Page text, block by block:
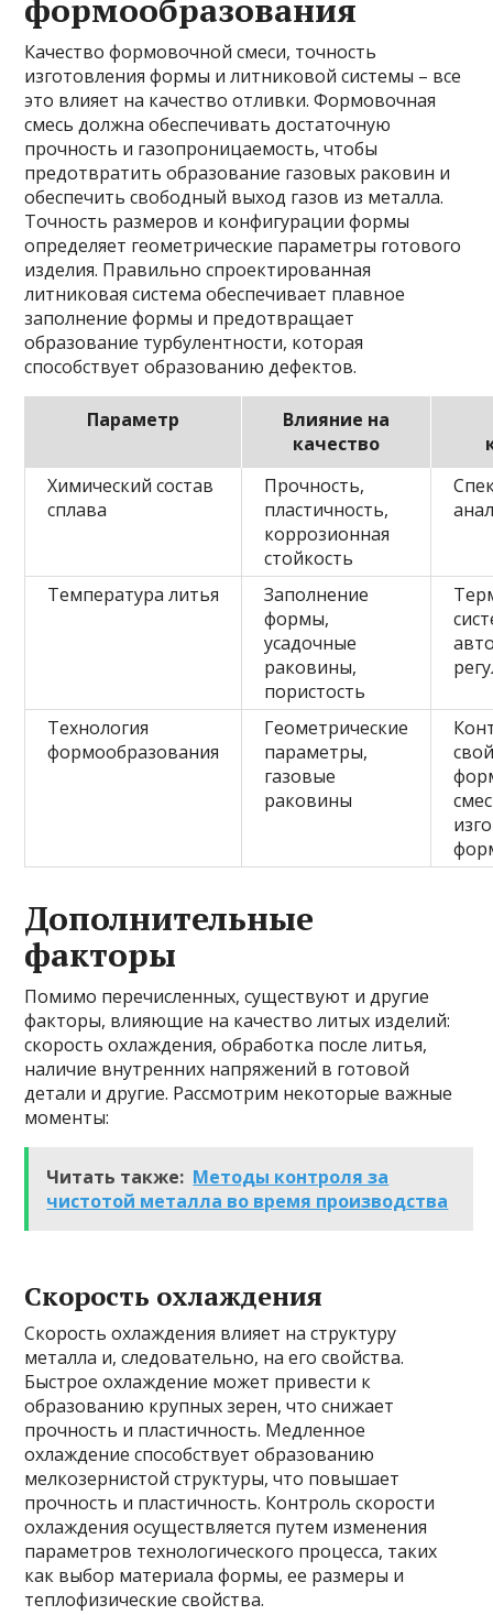
формообразования
Качество формовочной смеси, точность
изготовления формы и литниковой системы – все
это влияет на качество отливки. Формовочная
смесь должна обеспечивать достаточную
прочность и газопроницаемость, чтобы
предотвратить образование газовых раковин и
обеспечить свободный выход газов из металла.
Точность размеров и конфигурации формы
определяет геометрические параметры готового
изделия. Правильно спроектированная
литниковая система обеспечивает плавное
заполнение формы и предотвращает
образование турбулентности, которая
способствует образованию дефектов.
Параметр
Влияние на
качество
Химический состав
сплава
Прочность,
пластичность,
коррозионная
стойкость
Температура литья
Заполнение
формы,
усадочные
раковины,
пористость
Технология
формообразования
Геометрические
параметры,
газовые
раковины
Дополнительные
факторы
Помимо перечисленных, существуют и другие
факторы, влияющие на качество литых изделий:
скорость охлаждения, обработка после литья,
наличие внутренних напряжений в готовой
детали и другие. Рассмотрим некоторые важные
моменты:
Читать также: Методы контроля за
чистотой металла во время производства
Скорость охлаждения
Скорость охлаждения влияет на структуру
металла и, следовательно, на его свойства.
Быстрое охлаждение может привести к
образованию крупных зерен, что снижает
прочность и пластичность. Медленное
охлаждение способствует образованию
мелкозернистой структуры, что повышает
прочность и пластичность. Контроль скорости
охлаждения осуществляется путем изменения
параметров технологического процесса, таких
как выбор материала формы, ее размеры и
теплофизические свойства.